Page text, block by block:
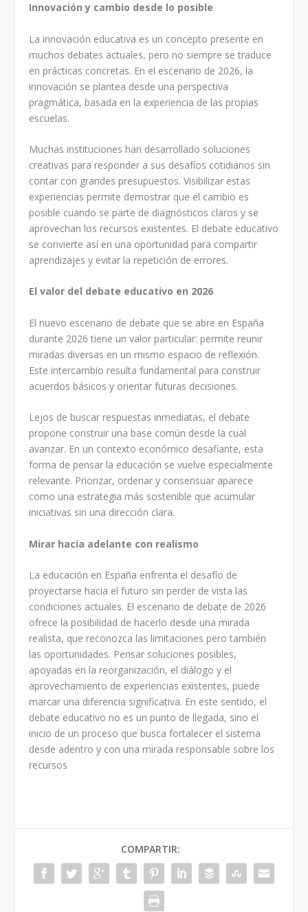
Innovación y cambio desde lo posible
La innovación educativa es un concepto presente en
muchos debates actuales, pero no siempre se traduce
en prácticas concretas. En el escenario de 2026, la
innovación se plantea desde una perspectiva
pragmática, basada en la experiencia de las propias
escuelas.
Muchas instituciones han desarrollado soluciones
creativas para responder a sus desafíos cotidianos sin
contar con grandes presupuestos. Visibilizar estas
experiencias permite demostrar que el cambio es
posible cuando se parte de diagnósticos claros y se
aprovechan los recursos existentes. El debate educativo
se convierte así en una oportunidad para compartir
aprendizajes y evitar la repetición de errores.
El valor del debate educativo en 2026
El nuevo escenario de debate que se abre en España
durante 2026 tiene un valor particular: permite reunir
miradas diversas en un mismo espacio de reflexión.
Este intercambio resulta fundamental para construir
acuerdos básicos y orientar futuras decisiones.
Lejos de buscar respuestas inmediatas, el debate
propone construir una base común desde la cual
avanzar. En un contexto económico desafiante, esta
forma de pensar la educación se vuelve especialmente
relevante. Priorizar, ordenar y consensuar aparece
como una estrategia más sostenible que acumular
iniciativas sin una dirección clara.
Mirar hacia adelante con realismo
La educación en España enfrenta el desafío de
proyectarse hacia el futuro sin perder de vista las
condiciones actuales. El escenario de debate de 2026
ofrece la posibilidad de hacerlo desde una mirada
realista, que reconozca las limitaciones pero también
las oportunidades. Pensar soluciones posibles,
apoyadas en la reorganización, el diálogo y el
aprovechamiento de experiencias existentes, puede
marcar una diferencia significativa. En este sentido, el
debate educativo no es un punto de llegada, sino el
inicio de un proceso que busca fortalecer el sistema
desde adentro y con una mirada responsable sobre los
recursos
COMPARTIR: